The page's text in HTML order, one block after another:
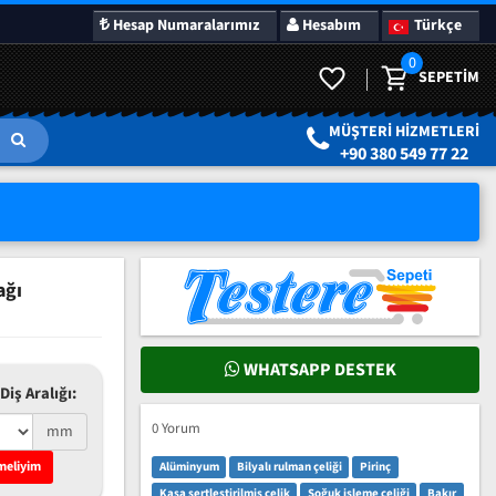
Hesap Numaralarımız Hesabım Türkçe
0
SEPETIM
MÜŞTERI HIZMETLERI
+90 380 549 77 22
Aralığı:
mm
WHATSAPP DESTEK
0 Yorum
Alüminyum Bilyalı rulman çeliği
Pirinç
SÜRPRIZ KAMPANYALAR